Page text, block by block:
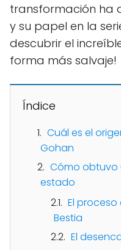
transformación ha
y su papel en la
descubrir el
forma más salvaje!
Índice
Cuál es el
Gohan
Cómo obtuvo
estado
El
Bestia
El